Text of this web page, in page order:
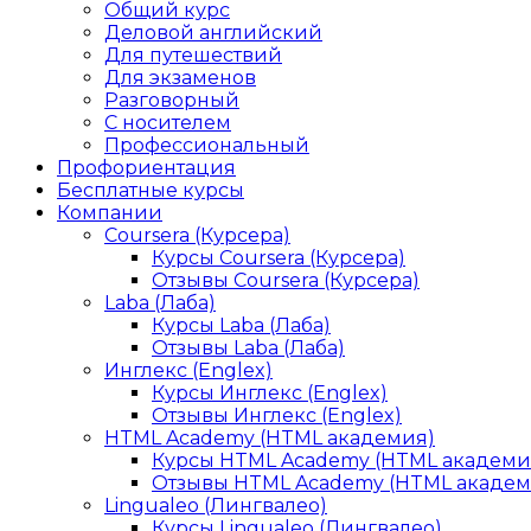
Общий курс
Деловой английский
Для путешествий
Для экзаменов
Разговорный
С носителем
Профессиональный
Профориентация
Бесплатные курсы
Компании
Coursera (Курсера)
Курсы Coursera (Курсера)
Отзывы Coursera (Курсера)
Laba (Лаба)
Курсы Laba (Лаба)
Отзывы Laba (Лаба)
Инглекс (Englex)
Курсы Инглекс (Englex)
Отзывы Инглекс (Englex)
HTML Academy (HTML академия)
Курсы HTML Academy (HTML
Отзывы HTML Academy (HTML
Lingualeo (Лингвалео)